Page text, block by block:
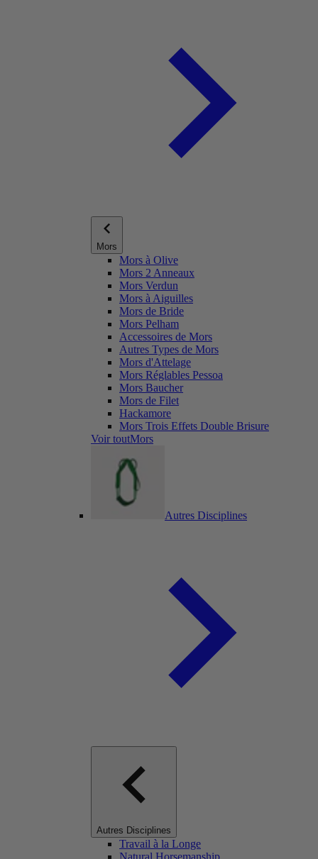
Mors
Mors à Olive
Mors 2 Anneaux
Mors Verdun
Mors à Aiguilles
Mors de Bride
Mors Pelham
Accessoires de Mors
Autres Types de Mors
Mors d'Attelage
Mors Réglables Pessoa
Mors Baucher
Mors de Filet
Hackamore
Mors Trois Effets Double Brisure
Voir toutMors
Autres Disciplines
Autres Disciplines
Travail à la Longe
Natural Horsemanship